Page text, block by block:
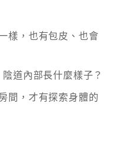
樣，也有包皮、也會
道內部長什麼樣子？
間，才有探索身體的